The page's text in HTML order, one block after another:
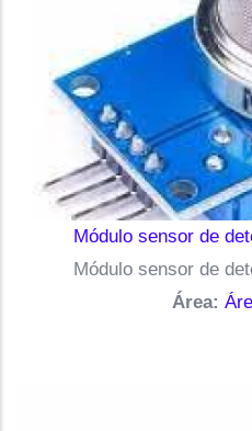
Módulo sensor de
Módulo sensor de
Área: